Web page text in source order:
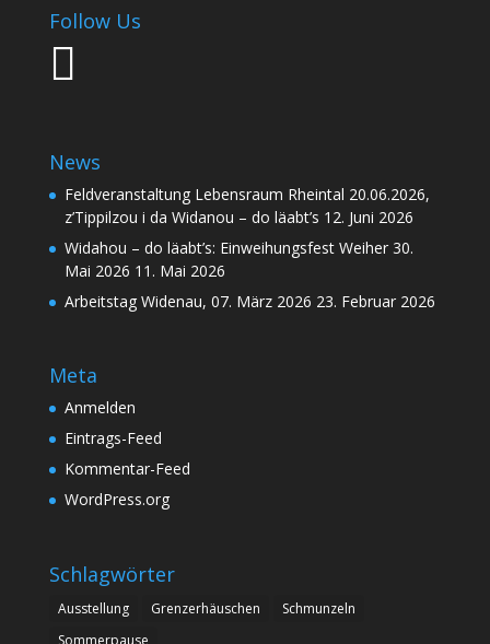
Follow Us
News
Feldveranstaltung Lebensraum Rheintal 20.06.2026,
z’Tippilzou i da Widanou – do läabt’s 12. Juni 2026
Widahou – do läabt’s: Einweihungsfest Weiher 30.
Mai 2026 11. Mai 2026
Arbeitstag Widenau, 07. März 2026 23. Februar 2026
Meta
Anmelden
Eintrags-Feed
Kommentar-Feed
WordPress.org
Schlagwörter
Ausstellung Grenzerhäuschen
Schmunzeln
Sommerpause